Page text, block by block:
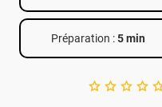
Index des recettes
Préparation :5 min
A star rating